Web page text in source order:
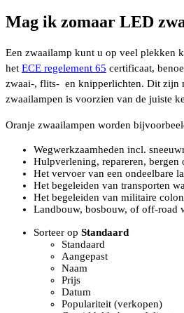
Mag ik zomaar LED
Een zwaailamp kunt u op veel plekken
het ECE regelement 65 certificaat,
zwaai-, flits- en knipperlichten. Dit zijn
zwaailampen is voorzien van de juiste
Oranje zwaailampen worden
Wegwerkzaamheden incl.
Hulpverlening, repareren, bergen
Het vervoer van een ondeelbare
Het begeleiden van transporten
Het begeleiden van militaire
Landbouw, bosbouw, of off-road
Sorteer op Standaard
Standaard
Aangepast
Naam
Prijs
Datum
Populariteit (verkopen)